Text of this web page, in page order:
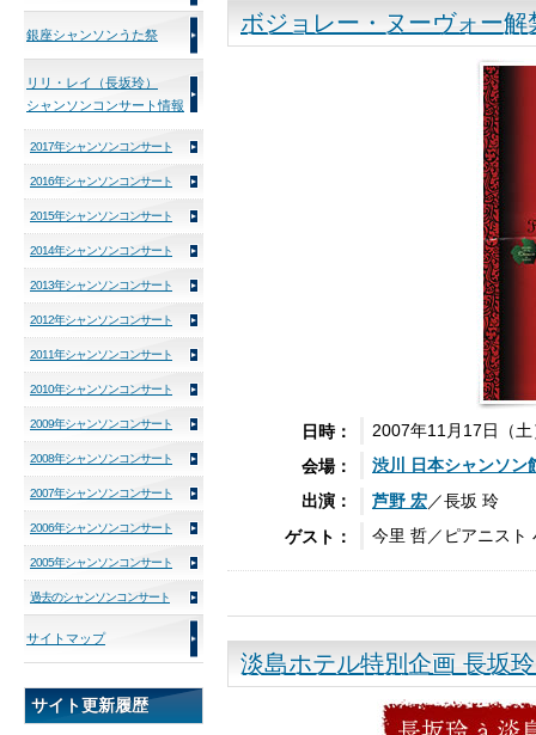
ボジョレー・ヌーヴォー解
日時：
2007年11月17日（
会場：
渋川 日本シャンソン
出演：
芦野 宏／長坂 玲
ゲスト：
今里 哲／ピアニスト
淡島ホテル特別企画 長坂
銀座シャンソンうた祭
リリ・レイ（長坂玲）
シャンソンコンサート情報
2017年シャンソンコンサート
2016年シャンソンコンサート
2015年シャンソンコンサート
2014年シャンソンコンサート
2013年シャンソンコンサート
2012年シャンソンコンサート
2011年シャンソンコンサート
2010年シャンソンコンサート
2009年シャンソンコンサート
2008年シャンソンコンサート
2007年シャンソンコンサート
2006年シャンソンコンサート
2005年シャンソンコンサート
過去のシャンソンコンサート
サイトマップ
サイト更新履歴